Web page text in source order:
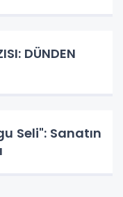
DÜNDEN
Seli": Sanatın